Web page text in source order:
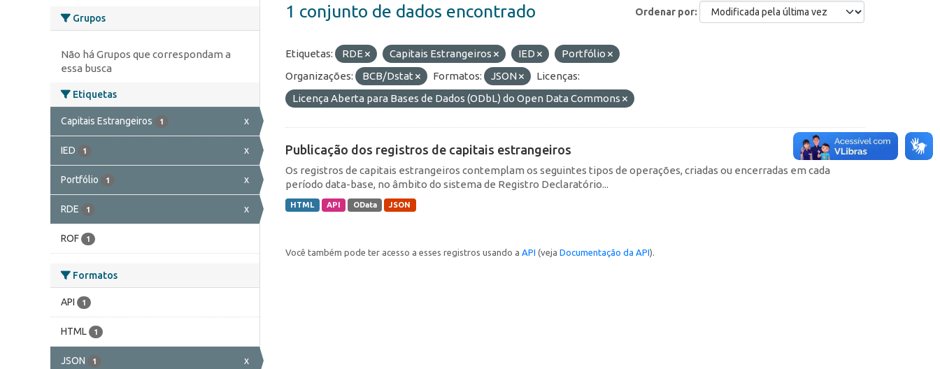
Grupos
Não há Grupos que correspondam a
essa busca
Etiquetas
Capitais Estrangeiros 1 x
IED 1 x
Portfólio 1 x
RDE 1 x
ROF 1
Formatos
API 1
HTML 1
JSON 1 x
Ordenar por
1 conjunto de dados encontrado
Etiquetas: RDE Capitais Estrangeiros IED
Portfólio
Organizações:
BCB/Dstat Formatos: JSON
Licenças:
Licença Aberta para Bases de Dados (ODbL) do Open Data Commons
Publicação dos registros de capitais estrangeiros
Os registros de capitais estrangeiros contemplam os seguintes tipos de operações, criadas ou encerradas em cada
período data-base, no âmbito do sistema de Registro Declaratório...
HTML API OData JSON
Você também pode ter acesso a esses registros usando a API (veja Documentação da API).